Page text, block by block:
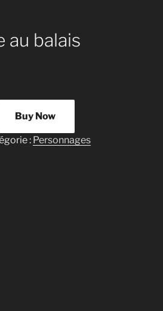
au balais
Buy Now
: Personnages